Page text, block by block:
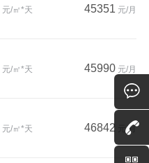
元/㎡*天 45351 元/月
元/㎡*天 45990 元/月
元/㎡*天 46842 元/月